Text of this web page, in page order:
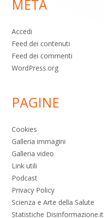
pagina
META
Accedi
Feed dei contenuti
Feed dei commenti
WordPress.org
PAGINE
Cookies
Galleria immagini
Galleria video
Link utili
Podcast
Privacy Policy
Scienza e Arte della Salute
Statistiche Disinformazione.it